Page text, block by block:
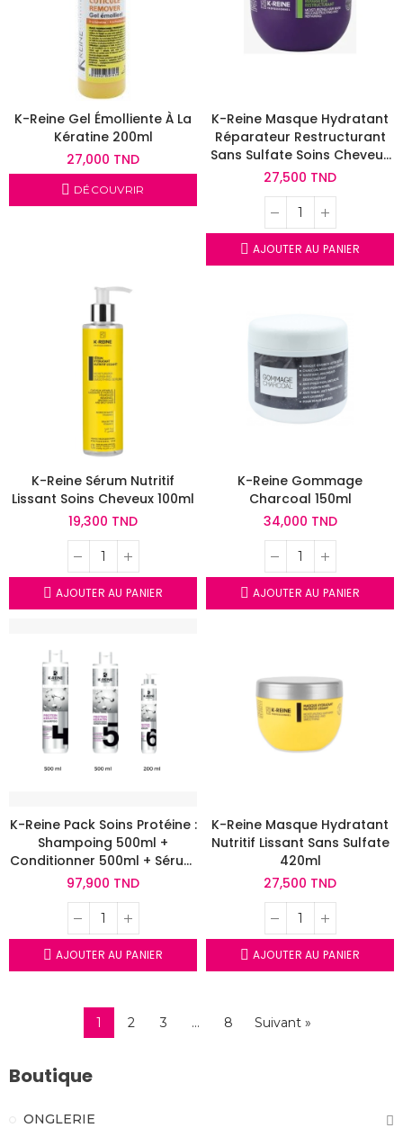
K-Reine Gel Émolliente À La
Kératine 200ml
27,000 TND
DÉCOUVRIR
K-Reine Masque Hydratant
Réparateur Restructurant
Sans Sulfate Soins Cheveux
420ml
27,500 TND
AJOUTER AU PANIER
K-Reine Sérum Nutritif
Lissant Soins Cheveux 100ml
19,300 TND
AJOUTER AU PANIER
K-Reine Gommage
Charcoal 150ml
34,000 TND
AJOUTER AU PANIER
K-Reine Pack Soins Protéine :
Shampoing 500ml +
Conditionner 500ml + Sérum
200ml
97,900 TND
AJOUTER AU PANIER
K-Reine Masque Hydratant
Nutritif Lissant Sans Sulfate
420ml
27,500 TND
AJOUTER AU PANIER
1 2 3 … 8 Suivant »
Boutique
ONGLERIE